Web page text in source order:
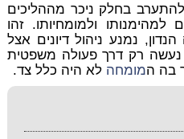
בחלק ניכר מההליכים
ולמומחיותו. זהו
נמנע ניהול דיונים אצל
נעשה רק דרך פעולה משפטית
בה המומחה לא היה כלל צד.